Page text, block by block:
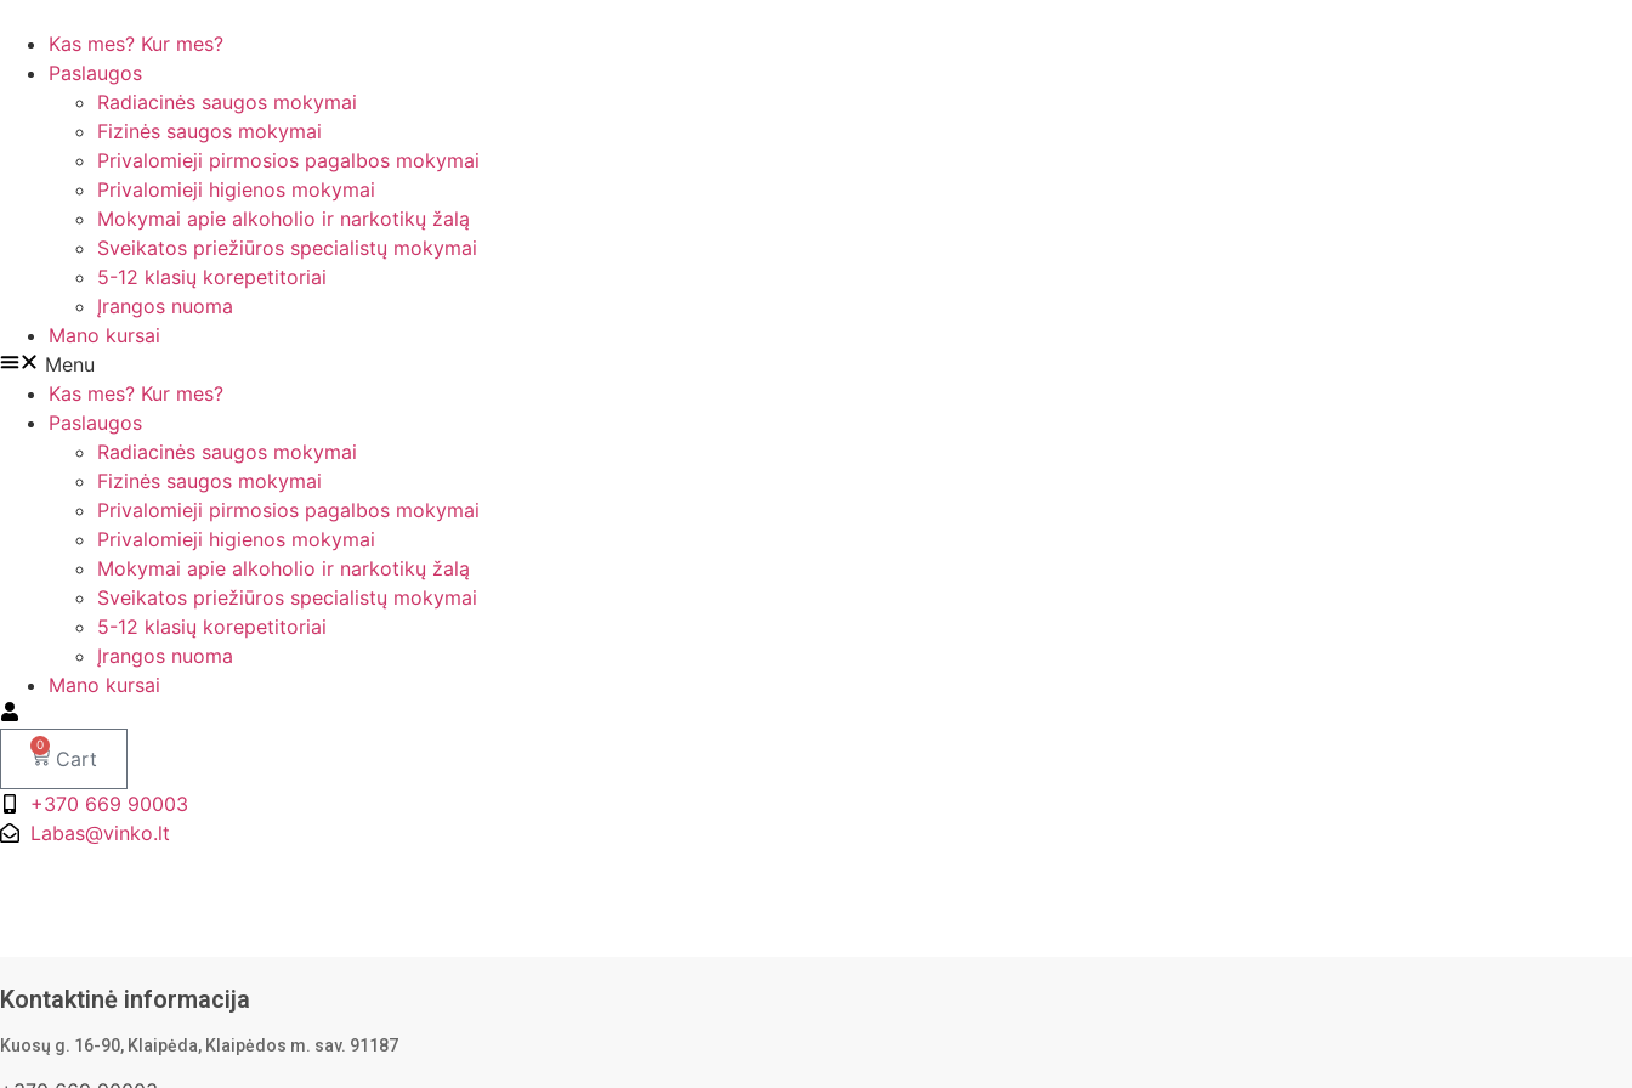
prie
turinio
Kas mes? Kur mes?
Paslaugos
Radiacinės saugos mokymai
Fizinės saugos mokymai
Privalomieji pirmosios pagalbos mokymai
Privalomieji higienos mokymai
Mokymai apie alkoholio ir narkotikų žalą
Sveikatos priežiūros specialistų mokymai
5-12 klasių korepetitoriai
Įrangos nuoma
Mano kursai
Menu
Kas mes? Kur mes?
Paslaugos
Radiacinės saugos mokymai
Fizinės saugos mokymai
Privalomieji pirmosios pagalbos mokymai
Privalomieji higienos mokymai
Mokymai apie alkoholio ir narkotikų žalą
Sveikatos priežiūros specialistų mokymai
5-12 klasių korepetitoriai
Įrangos nuoma
Mano kursai
0
Cart
+370 669 90003
Labas@vinko.lt
Kontaktinė informacija
Kuosų g. 16-90, Klaipėda, Klaipėdos m. sav. 91187